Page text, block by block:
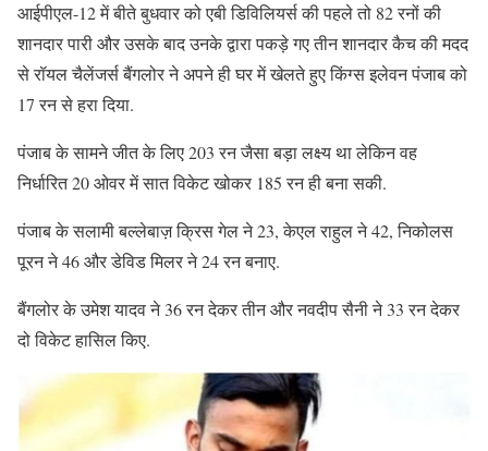
आईपीएल-12 में बीते बुधवार को एबी डिविलियर्स की पहले तो 82 रनों की
शानदार पारी और उसके बाद उनके द्वारा पकड़े गए तीन शानदार कैच की मदद
से रॉयल चैलेंजर्स बैंगलोर ने अपने ही घर में खेलते हुए किंग्स इलेवन पंजाब को
17 रन से हरा दिया.
पंजाब के सामने जीत के लिए 203 रन जैसा बड़ा लक्ष्य था लेकिन वह
निर्धारित 20 ओवर में सात विकेट खोकर 185 रन ही बना सकी.
पंजाब के सलामी बल्लेबाज़ क्रिस गेल ने 23, केएल राहुल ने 42, निकोलस
पूरन ने 46 और डेविड मिलर ने 24 रन बनाए.
बैंगलोर के उमेश यादव ने 36 रन देकर तीन और नवदीप सैनी ने 33 रन देकर
दो विकेट हासिल किए.